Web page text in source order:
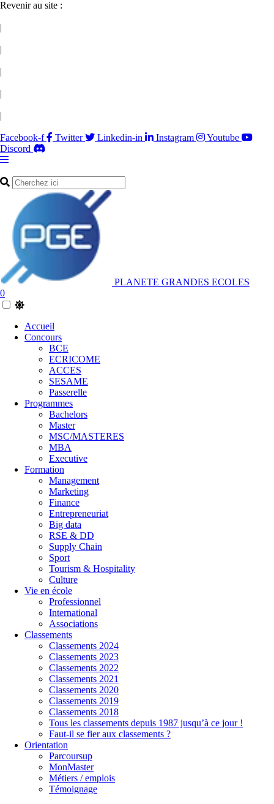
Revenir au site :
|
|
|
|
|
Facebook-f Twitter Linkedin-in Instagram
Youtube
Discord
PLANETE GRANDES ECOLES
0
Accueil
Concours
BCE
ECRICOME
ACCES
SESAME
Passerelle
Programmes
Bachelors
Master
MSC/MASTERES
MBA
Executive
Formation
Management
Marketing
Finance
Entrepreneuriat
Big data
RSE & DD
Supply Chain
Sport
Tourism & Hospitality
Culture
Vie en école
Professionnel
International
Associations
Classements
Classements 2024
Classements 2023
Classements 2022
Classements 2021
Classements 2020
Classements 2019
Classements 2018
Tous les classements depuis 1987 jusqu’à ce jour !
Faut-il se fier aux classements ?
Orientation
Parcoursup
MonMaster
Métiers / emplois
Témoignage